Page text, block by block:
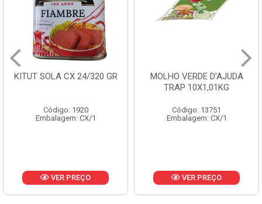
MOLHO VERDE D'AJUDA
Código: 13751
Embalagem: CX/1
VER PREÇO
FRUTAS CRISTALIZADAS
CX 10KG
Código: 1785
Embalagem: KG/10
VER PREÇO